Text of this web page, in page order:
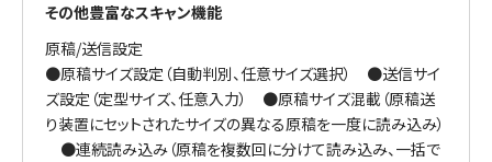
その他豊富なスキャン機能
原稿/送信設定
●原稿サイズ設定（自動判別、任意サイズ選択） ●送信サイ
ズ設定（定型サイズ、任意入力） ●原稿サイズ混載（原稿送
り装置にセットされたサイズの異なる原稿を一度に読み込み）
●連続読み込み（原稿を複数回に分けて読み込み、一括で